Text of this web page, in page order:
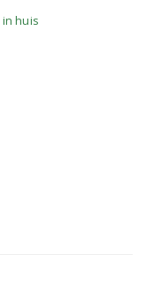
in huis